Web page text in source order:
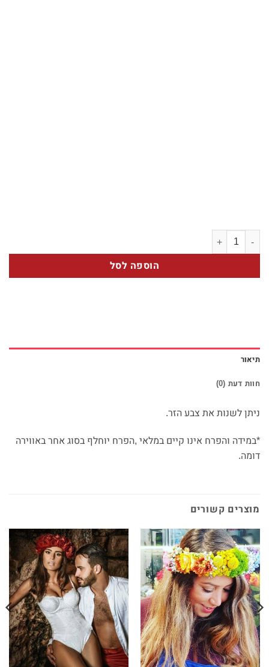
כמות של צבעוני
הוספה לסל
תיאור
חוות דעת (0)
ניתן לשנות את צבע הזר.
*במידה והפרח אינו קיים במלאי ,הפרח יוחלף בסוג אחר באווירה
דומה.
מוצרים קשורים